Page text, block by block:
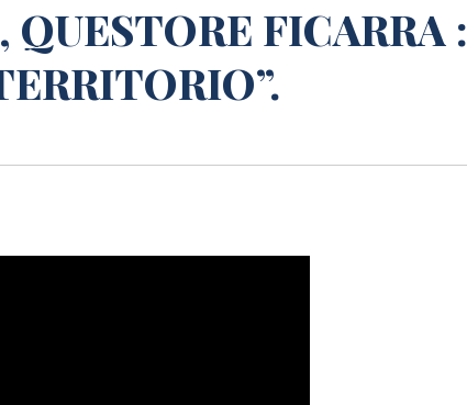
QUESTORE FICARRA :